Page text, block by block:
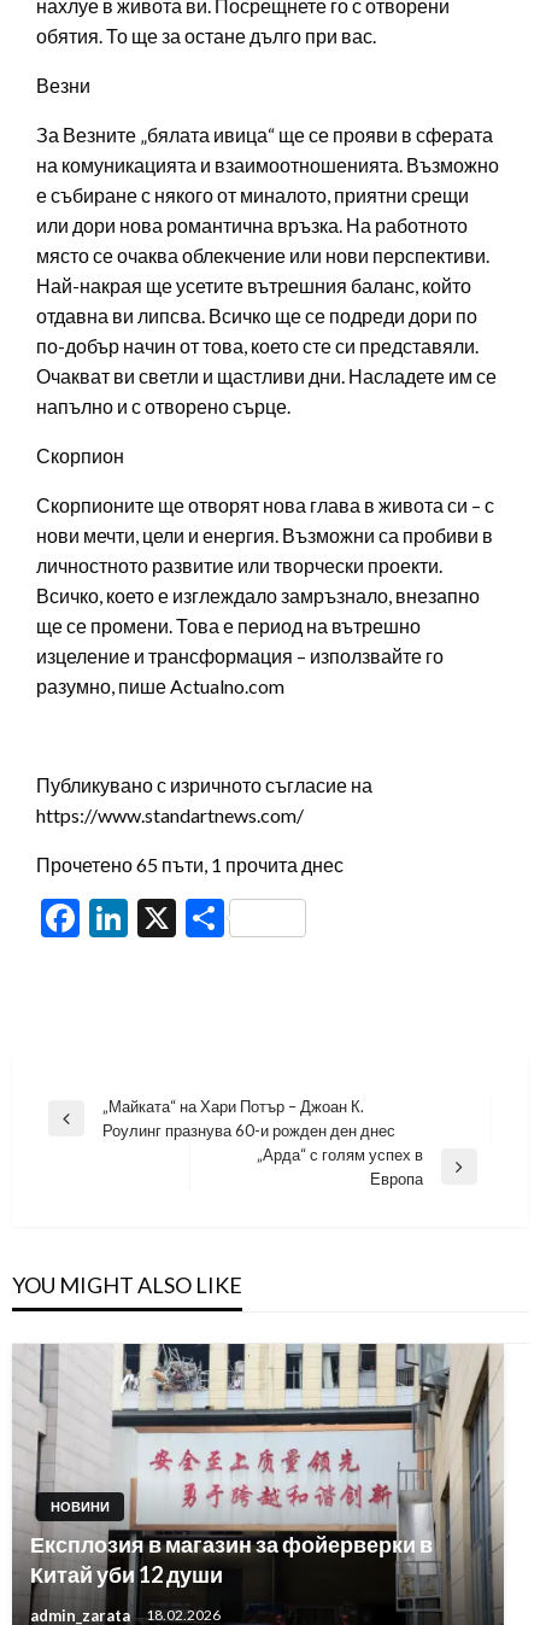
нахлуе в живота ви. Посрещнете го с отворени
обятия. То ще за остане дълго при вас.
Везни
За Везните „бялата ивица“ ще се прояви в сферата
на комуникацията и взаимоотношенията. Възможно
е събиране с някого от миналото, приятни срещи
или дори нова романтична връзка. На работното
място се очаква облекчение или нови перспективи.
Най-накрая ще усетите вътрешния баланс, който
отдавна ви липсва. Всичко ще се подреди дори по
по-добър начин от това, което сте си представяли.
Очакват ви светли и щастливи дни. Насладете им се
напълно и с отворено сърце.
Скорпион
Скорпионите ще отворят нова глава в живота си – с
нови мечти, цели и енергия. Възможни са пробиви в
личностното развитие или творчески проекти.
Всичко, което е изглеждало замръзнало, внезапно
ще се промени. Това е период на вътрешно
изцеление и трансформация – използвайте го
разумно, пише Actualno.com
Публикувано с изричното съгласие на
https://www.standartnews.com/
Прочетено 65 пъти, 1 прочита днес
Facebook
LinkedIn
X Share
Навигация
Previous
„Майката“ на Хари Потър – Джоан К.
Роулинг празнува 60-и рожден ден днес
„Арда“ с голям успех в
Европа
YOU MIGHT ALSO LIKE
НОВИНИ
Експлозия в магазин за фойерверки в
Китай уби 12 души
admin_zarata 18.02.2026